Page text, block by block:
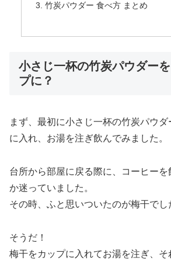
竹炭パウダー 食べ方 まとめ
小さじ一杯の竹炭パウダー
プに？
まず、最初に小さじ一杯の竹炭パウ
に入れ、お湯を注ぎ飲んでみました。
台所から部屋に戻る際に、コーヒーを
か迷っていました。
その時、ふと思いついたのが梅干でし
そうだ！
梅干をカップに入れてお湯を注ぎ、そ